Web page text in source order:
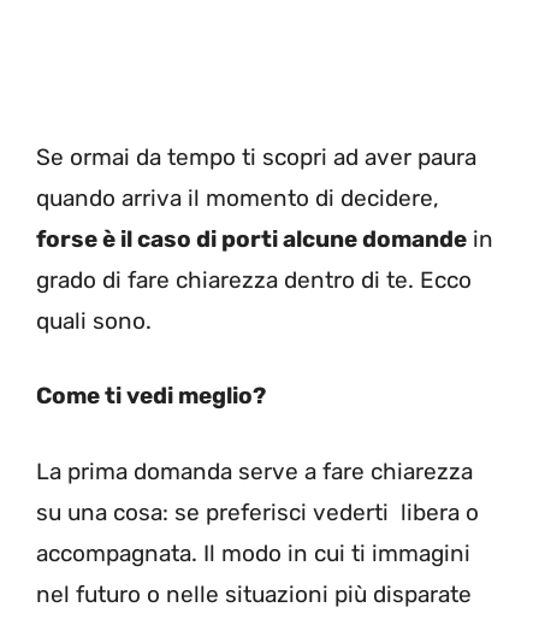
Se ormai da tempo ti scopri ad aver paura
quando arriva il momento di decidere,
forse è il caso di porti alcune domande in
grado di fare chiarezza dentro di te. Ecco
quali sono.
Come ti vedi meglio?
La prima domanda serve a fare chiarezza
su una cosa: se preferisci vederti libera o
accompagnata. Il modo in cui ti immagini
nel futuro o nelle situazioni più disparate